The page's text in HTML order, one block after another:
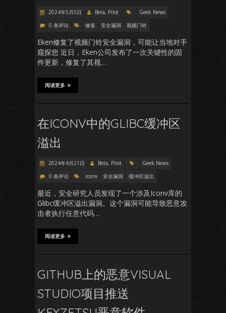
2024年5月5日 Beta, Pilot
Geek News
0 条评论
修复 安全漏洞 视频门铃
Eken修复了视频门铃安全漏洞，可能让当地对手
窥探您 近日，Eken公司发布了一次关键性的固
件更新，修复了其视…
阅读更多
在ICONV中的GLIBC缓冲区
溢出
2024年4月21日 Beta, Pilot
Geek News
0 条评论
iconv 安全漏洞 缓冲区溢出
最近，安全研究人员发现了一个涉及Iconv库的
Glibc缓冲区溢出漏洞。这个漏洞可能导致恶意攻
击者执行任意代码…
阅读更多
GITHUB上的恶意VISUAL
STUDIO项目推送